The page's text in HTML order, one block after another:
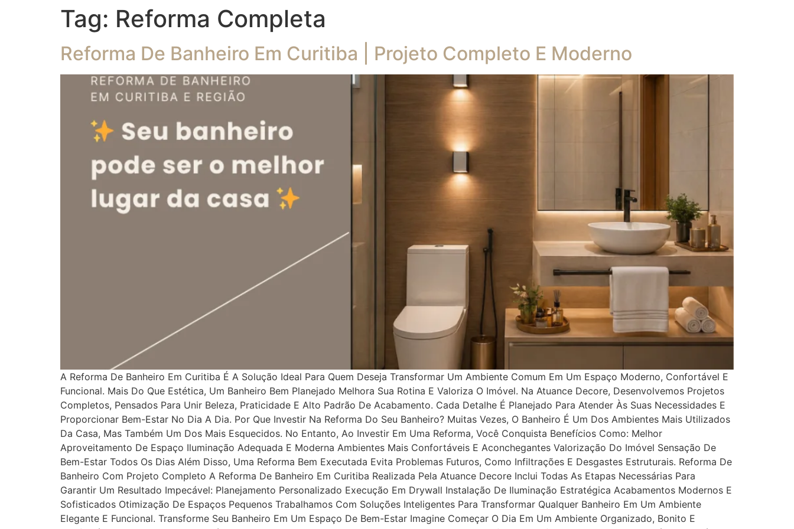
Tag: Reforma Completa
Reforma De Banheiro Em Curitiba | Projeto Completo E Moderno
A Reforma De Banheiro Em Curitiba É A Solução Ideal Para Quem Deseja Transformar Um Ambiente Comum Em Um Espaço Moderno, Confortável E
Funcional. Mais Do Que Estética, Um Banheiro Bem Planejado Melhora Sua Rotina E Valoriza O Imóvel. Na Atuance Decore, Desenvolvemos Projetos
Completos, Pensados Para Unir Beleza, Praticidade E Alto Padrão De Acabamento. Cada Detalhe É Planejado Para Atender Às Suas Necessidades E
Proporcionar Bem-Estar No Dia A Dia. Por Que Investir Na Reforma Do Seu Banheiro? Muitas Vezes, O Banheiro É Um Dos Ambientes Mais Utilizados
Da Casa, Mas Também Um Dos Mais Esquecidos. No Entanto, Ao Investir Em Uma Reforma, Você Conquista Benefícios Como: Melhor
Aproveitamento De Espaço Iluminação Adequada E Moderna Ambientes Mais Confortáveis E Aconchegantes Valorização Do Imóvel Sensação De
Bem-Estar Todos Os Dias Além Disso, Uma Reforma Bem Executada Evita Problemas Futuros, Como Infiltrações E Desgastes Estruturais. Reforma De
Banheiro Com Projeto Completo A Reforma De Banheiro Em Curitiba Realizada Pela Atuance Decore Inclui Todas As Etapas Necessárias Para
Garantir Um Resultado Impecável: Planejamento Personalizado Execução Em Drywall Instalação De Iluminação Estratégica Acabamentos Modernos E
Sofisticados Otimização De Espaços Pequenos Trabalhamos Com Soluções Inteligentes Para Transformar Qualquer Banheiro Em Um Ambiente
Elegante E Funcional. Transforme Seu Banheiro Em Um Espaço De Bem-Estar Imagine Começar O Dia Em Um Ambiente Organizado, Bonito E